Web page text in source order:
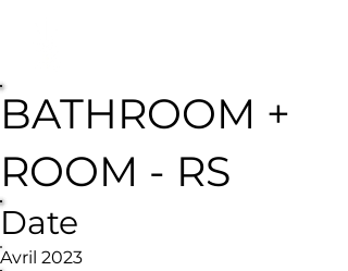
BATHROOM +
ROOM - RS
Date
Avril 2023